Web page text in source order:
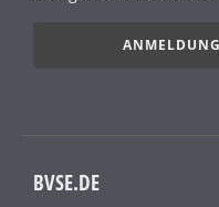
ANMELDUNG
BVSE.DE